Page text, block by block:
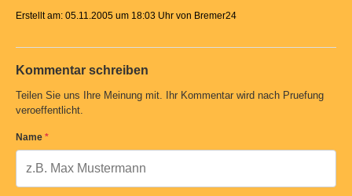
Erstellt am: 05.11.2005 um 18:03 Uhr von Bremer24
Kommentar schreiben
Teilen Sie uns Ihre Meinung mit. Ihr Kommentar wird nach Pruefung
veroeffentlicht.
Name *